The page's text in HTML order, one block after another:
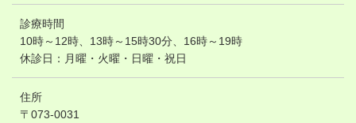
診療時間
10時～12時、13時～15時30分、16時～19時
休診日：月曜 ・火曜・日曜・ 祝日
住所
〒073-0031